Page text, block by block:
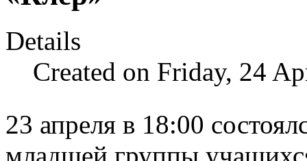
Details
Created on Friday, 24
23 апреля в 18:00
младшей группы